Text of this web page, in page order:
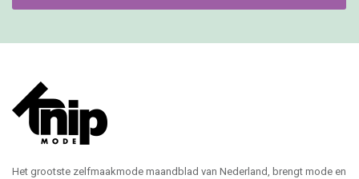
Het grootste zelfmaakmode maandblad van Nederland, brengt mode en